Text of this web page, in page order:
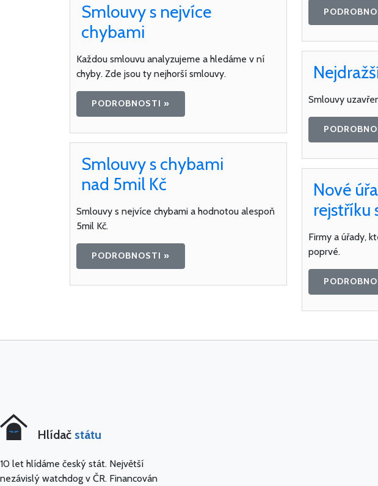
Smlouvy s nejvíce
chybami
Každou smlouvu analyzujeme a hledáme v ní
chyby. Zde jsou ty nejhorší smlouvy.
PODROBNOSTI »
Smlouvy s chybami
nad 5mil Kč
Smlouvy s nejvíce chybami a hodnotou alespoň
5mil Kč.
PODROBNOSTI »
Smlouvy
Nové
rejstříku
Firmy a úřady,
poprvé.
Hlídač státu
10 let hlídáme český stát. Největší
nezávislý watchdog v ČR. Financován